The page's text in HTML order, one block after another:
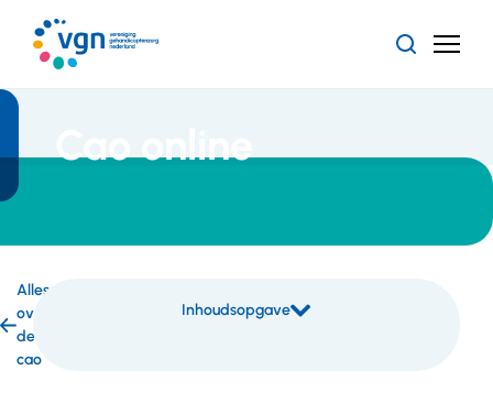
naar
hoofdinhoud
ZoekenMenu
Cao online
Alles
over
de
cao
Inhoudsopgave